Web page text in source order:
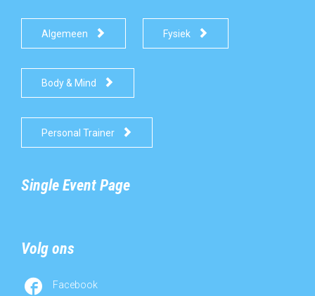
Algemeen  Fysiek 
Body & Mind 
Personal Trainer 
Single Event Page
Volg ons
 Facebook